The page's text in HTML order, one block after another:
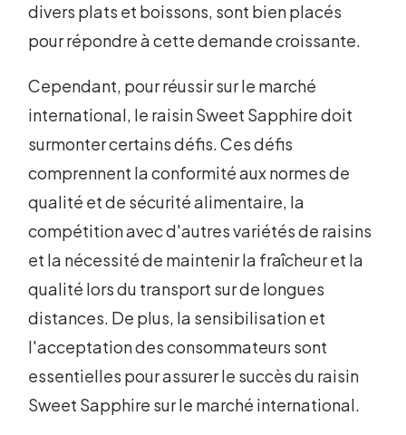
divers plats et boissons, sont bien placés
pour répondre à cette demande croissante.
Cependant, pour réussir sur le marché
international, le raisin Sweet Sapphire doit
surmonter certains défis. Ces défis
comprennent la conformité aux normes de
qualité et de sécurité alimentaire, la
compétition avec d'autres variétés de raisins
et la nécessité de maintenir la fraîcheur et la
qualité lors du transport sur de longues
distances. De plus, la sensibilisation et
l'acceptation des consommateurs sont
essentielles pour assurer le succès du raisin
Sweet Sapphire sur le marché international.